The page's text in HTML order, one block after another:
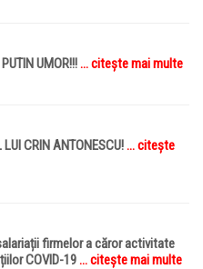
PUTIN UMOR!!!... citește mai multe
LUI CRIN ANTONESCU!... citește
firmelor a căror activitate
COVID-19... citește mai multe